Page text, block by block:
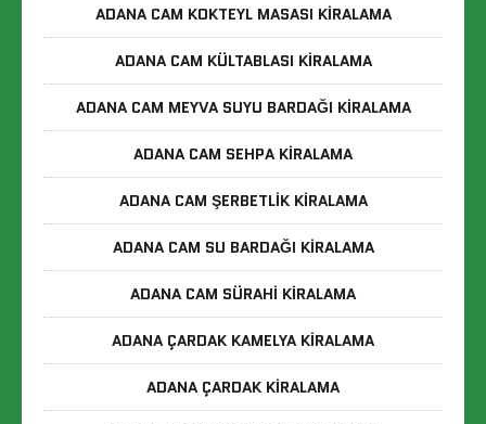
ADANA CAM KOKTEYL MASASI KIRALAMA
ADANA CAM KÜLTABLASI KIRALAMA
ADANA CAM MEYVA SUYU BARDAĞI KIRALAMA
ADANA CAM SEHPA KIRALAMA
ADANA CAM ŞERBETLIK KIRALAMA
ADANA CAM SU BARDAĞI KIRALAMA
ADANA CAM SÜRAHI KIRALAMA
ADANA ÇARDAK KAMELYA KIRALAMA
ADANA ÇARDAK KIRALAMA